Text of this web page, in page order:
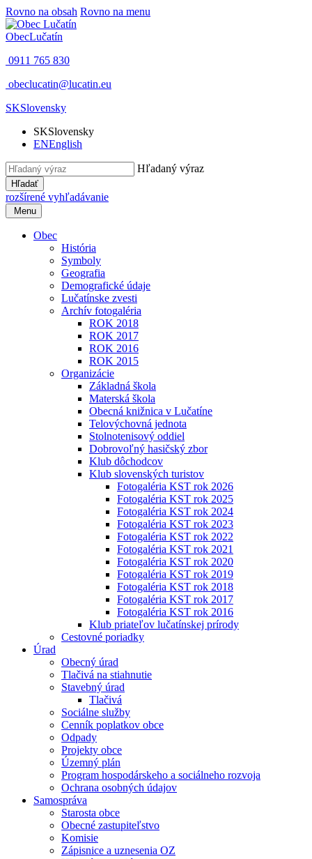
Rovno na obsah Rovno na menu
ObecLučatín
0911 765 830
obeclucatin@lucatin.eu
SKSlovensky
SKSlovensky
ENEnglish
Hľadaný výraz
Hľadať
rozšírené vyhľadávanie
Menu
Obec
História
Symboly
Geografia
Demografické údaje
Lučatínske zvesti
Archív fotogaléria
ROK 2018
ROK 2017
ROK 2016
ROK 2015
Organizácie
Základná škola
Materská škola
Obecná knižnica v Lučatíne
Telovýchovná jednota
Stolnotenisový oddiel
Dobrovoľný hasičský zbor
Klub dôchodcov
Klub slovenských turistov
Fotogaléria KST rok 2026
Fotogaléria KST rok 2025
Fotogaléria KST rok 2024
Fotogaléria KST rok 2023
Fotogaléria KST rok 2022
Fotogaléria KST rok 2021
Fotogaléria KST rok 2020
Fotogaléria KST rok 2019
Fotogaléria KST rok 2018
Fotogaléria KST rok 2017
Fotogaléria KST rok 2016
Klub priateľov lučatínskej prírody
Cestovné poriadky
Úrad
Obecný úrad
Tlačivá na stiahnutie
Stavebný úrad
Tlačivá
Sociálne služby
Cenník poplatkov obce
Odpady
Projekty obce
Územný plán
Program hospodárskeho a sociálneho rozvoja
Ochrana osobných údajov
Samospráva
Starosta obce
Obecné zastupiteľstvo
Komisie
Zápisnice a uznesenia OZ